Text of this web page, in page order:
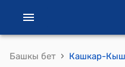
Башкы бет ›